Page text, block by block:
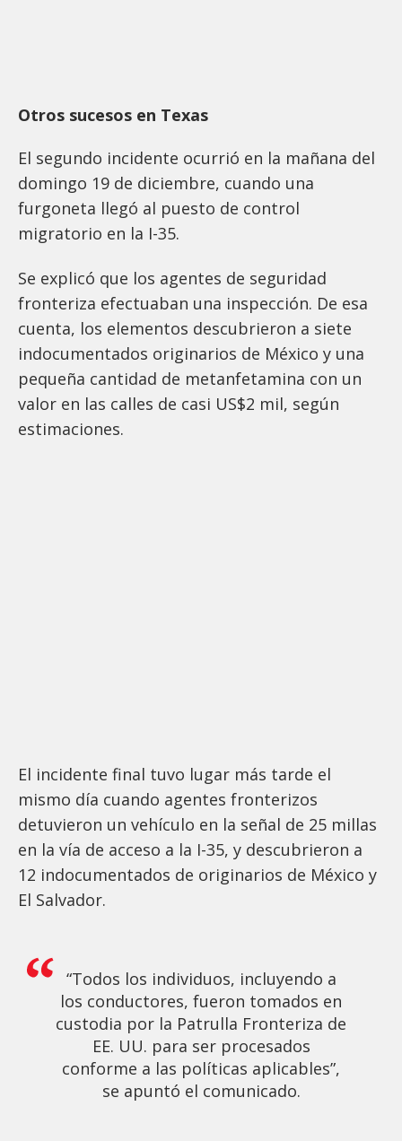
Otros sucesos en Texas
El segundo incidente ocurrió en la mañana del
domingo 19 de diciembre, cuando una
furgoneta llegó al puesto de control
migratorio en la I-35.
Se explicó que los agentes de seguridad
fronteriza efectuaban una inspección. De esa
cuenta, los elementos descubrieron a siete
indocumentados originarios de México y una
pequeña cantidad de metanfetamina con un
valor en las calles de casi US$2 mil, según
estimaciones.
El incidente final tuvo lugar más tarde el
mismo día cuando agentes fronterizos
detuvieron un vehículo en la señal de 25 millas
en la vía de acceso a la I-35, y descubrieron a
12 indocumentados de originarios de México y
El Salvador.
“Todos los individuos, incluyendo a
los conductores, fueron tomados en
custodia por la Patrulla Fronteriza de
EE. UU. para ser procesados
conforme a las políticas aplicables”,
se apuntó el comunicado.